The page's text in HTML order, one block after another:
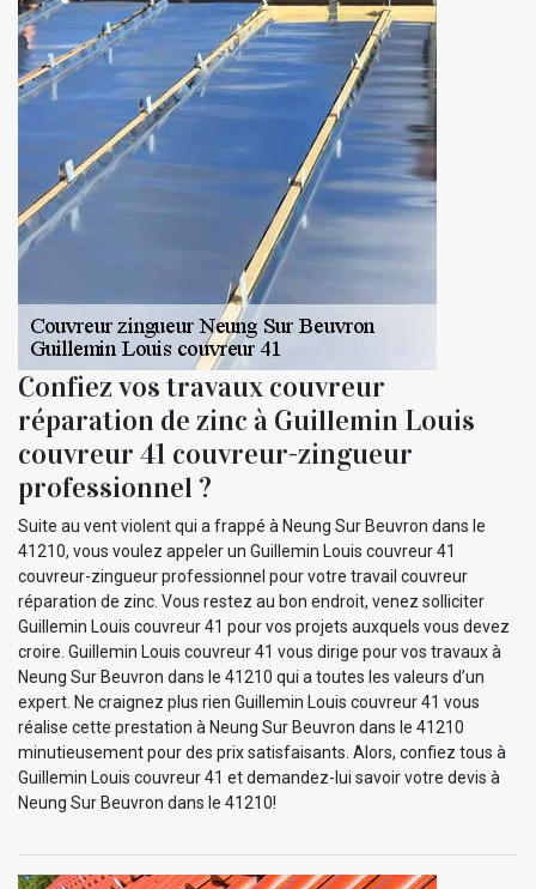
Confiez vos travaux couvreur
réparation de zinc à Guillemin Louis
couvreur 41 couvreur-zingueur
professionnel ?
Suite au vent violent qui a frappé à Neung Sur Beuvron dans le
41210, vous voulez appeler un Guillemin Louis couvreur 41
couvreur-zingueur professionnel pour votre travail couvreur
réparation de zinc. Vous restez au bon endroit, venez solliciter
Guillemin Louis couvreur 41 pour vos projets auxquels vous devez
croire. Guillemin Louis couvreur 41 vous dirige pour vos travaux à
Neung Sur Beuvron dans le 41210 qui a toutes les valeurs d’un
expert. Ne craignez plus rien Guillemin Louis couvreur 41 vous
réalise cette prestation à Neung Sur Beuvron dans le 41210
minutieusement pour des prix satisfaisants. Alors, confiez tous à
Guillemin Louis couvreur 41 et demandez-lui savoir votre devis à
Neung Sur Beuvron dans le 41210!